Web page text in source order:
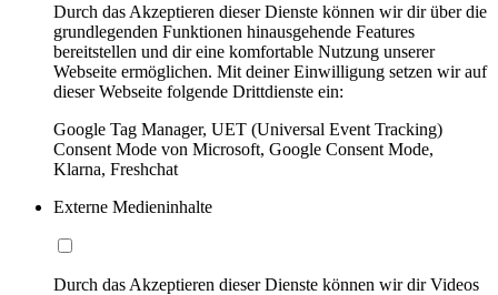
Durch das Akzeptieren dieser Dienste können wir dir über die
grundlegenden Funktionen hinausgehende Features
bereitstellen und dir eine komfortable Nutzung unserer
Webseite ermöglichen. Mit deiner Einwilligung setzen wir auf
dieser Webseite folgende Drittdienste ein:
Google Tag Manager, UET (Universal Event Tracking)
Consent Mode von Microsoft, Google Consent Mode,
Klarna, Freshchat
Externe Medieninhalte
Durch das Akzeptieren dieser Dienste können wir dir Videos